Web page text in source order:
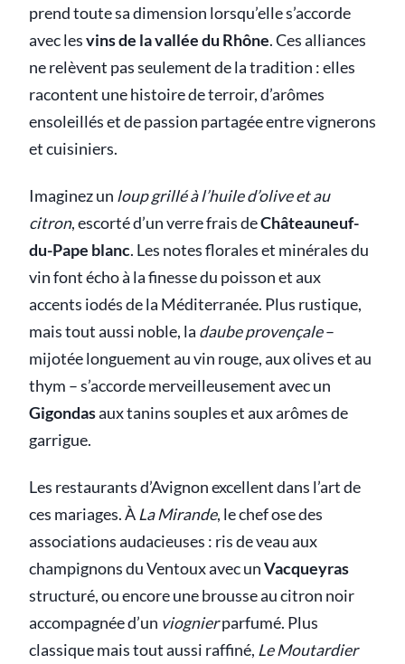
prend toute sa dimension lorsqu’elle s’accorde
avec lesvins de la vallée du Rhône. Ces alliances
ne relèvent pas seulement de la tradition : elles
racontent une histoire de terroir, d’arômes
ensoleillés et de passion partagée entre vignerons
et cuisiniers.
Imaginez un loup grillé à l’huile d’olive et au
citron, escorté d’un verre frais deChâteauneuf-
du-Pape blanc. Les notes florales et minérales du
vin font écho à la finesse du poisson et aux
accents iodés de la Méditerranée. Plus rustique,
mais tout aussi noble, la daube provençale–
mijotée longuement au vin rouge, aux olives et au
thym – s’accorde merveilleusement avec un
Gigondasaux tanins souples et aux arômes de
garrigue.
Les restaurants d’Avignon excellent dans l’art de
ces mariages. À La Mirande, le chef ose des
associations audacieuses : ris de veau aux
champignons du Ventoux avec unVacqueyras
structuré, ou encore une brousse au citron noir
accompagnée d’un viognierparfumé. Plus
classique mais tout aussi raffiné, Le Moutardier